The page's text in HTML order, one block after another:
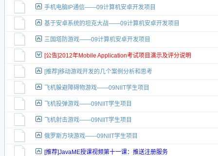
手机电脑IP通信——09计算机安卓开发项目
基于安卓系统的坦克大战——09计算机安卓开发项目
三国塔防游戏——09计算机安卓开发项目
[公告]2012年Mobile Application考试项目演示及评分说明
[推荐]移动游戏开发的几个案例分析和思考
飞机躲避障碍物游戏——09NIIT学生项目
飞机投弹游戏——09NIIT学生项目
飞机射击游戏——09NIIT学生项目
俄罗斯方块游戏——09NIIT学生项目
[推荐]JavaME授课视频第十一课：推送注册服务